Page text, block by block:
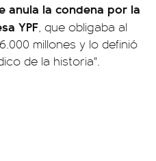
anula la condena por la
YPF, que obligaba al
millones y lo definió
de la historia".